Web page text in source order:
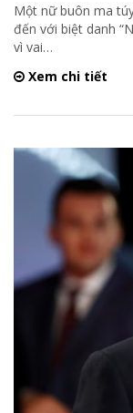
Một nữ buôn ma
đến với biệt danh
vì vai…
Xem chi tiết